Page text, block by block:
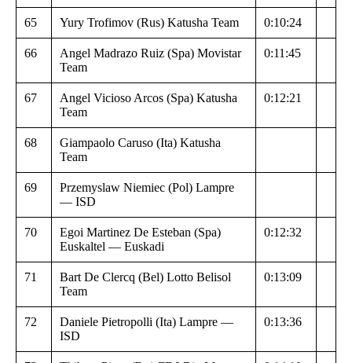
65 Yury Trofimov (Rus) Katusha Team 0:10:24
66
Angel Madrazo Ruiz (Spa) Movistar
Team
0:11:45
67
Angel Vicioso Arcos (Spa) Katusha
Team
0:12:21
68
Giampaolo Caruso (Ita) Katusha
Team
69
Przemyslaw Niemiec (Pol) Lampre
— ISD
70
Egoi Martinez De Esteban (Spa)
Euskaltel — Euskadi
0:12:32
71
Bart De Clercq (Bel) Lotto Belisol
Team
0:13:09
72
Daniele Pietropolli (Ita) Lampre —
ISD
0:13:36